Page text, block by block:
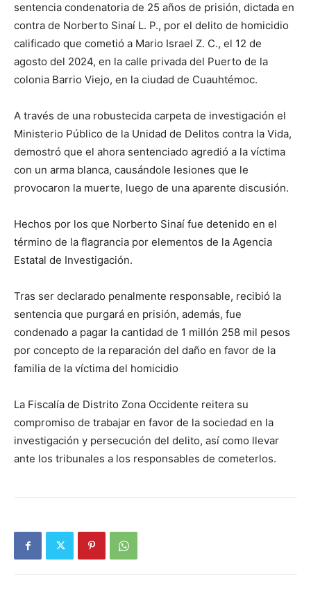
sentencia condenatoria de 25 años de prisión, dictada en
contra de Norberto Sinaí L. P., por el delito de homicidio
calificado que cometió a Mario Israel Z. C., el 12 de
agosto del 2024, en la calle privada del Puerto de la
colonia Barrio Viejo, en la ciudad de Cuauhtémoc.
A través de una robustecida carpeta de investigación el
Ministerio Público de la Unidad de Delitos contra la Vida,
demostró que el ahora sentenciado agredió a la víctima
con un arma blanca, causándole lesiones que le
provocaron la muerte, luego de una aparente discusión.
Hechos por los que Norberto Sinaí fue detenido en el
término de la flagrancia por elementos de la Agencia
Estatal de Investigación.
Tras ser declarado penalmente responsable, recibió la
sentencia que purgará en prisión, además, fue
condenado a pagar la cantidad de 1 millón 258 mil pesos
por concepto de la reparación del daño en favor de la
familia de la víctima del homicidio
La Fiscalía de Distrito Zona Occidente reitera su
compromiso de trabajar en favor de la sociedad en la
investigación y persecución del delito, así como llevar
ante los tribunales a los responsables de cometerlos.